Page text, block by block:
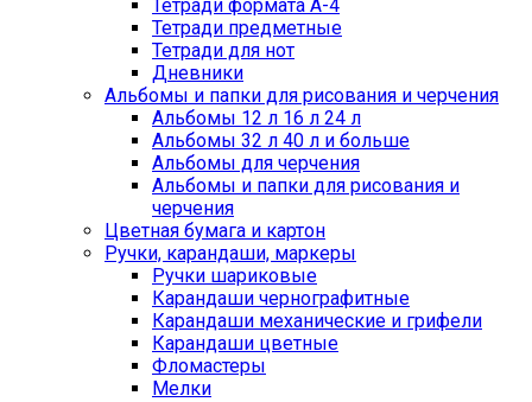
Тетради формата А-4
Тетради предметные
Тетради для нот
Дневники
Альбомы и папки для рисования и черчения
Альбомы 12 л 16 л 24 л
Альбомы 32 л 40 л и больше
Альбомы для черчения
Альбомы и папки для рисования и
черчения
Цветная бумага и картон
Ручки, карандаши, маркеры
Ручки шариковые
Карандаши чернографитные
Карандаши механические и грифели
Карандаши цветные
Фломастеры
Мелки